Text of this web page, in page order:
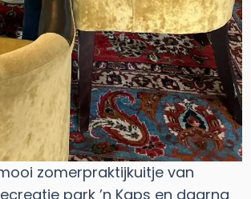
zomerpraktijkuitje van
park ’n Kaps en daarna